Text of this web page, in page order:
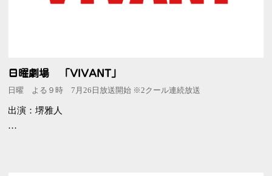
日曜劇場 「VIVANT」
日曜 よる９時 7月26日放送開始 ※2クール連続放送
出演：堺雅人